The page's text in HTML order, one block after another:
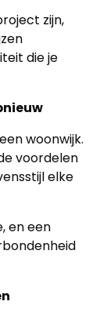
zijn,
die je
woonwijk.
voordelen
elke
en een